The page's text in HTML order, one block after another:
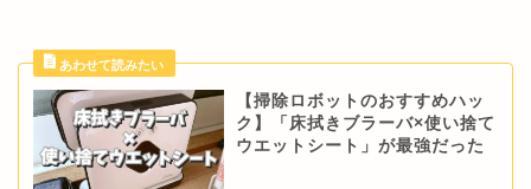
【掃除ロボットのおすすめハッ
ク】「床拭きブラーバ×使い捨て
ウエットシート」が最強だった